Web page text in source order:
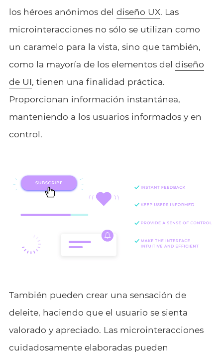
los héroes anónimos del diseño UX. Las
microinteracciones no sólo se utilizan como
un caramelo para la vista, sino que también,
como la mayoría de los elementos del diseño
de UI, tienen una finalidad práctica.
Proporcionan información instantánea,
manteniendo a los usuarios informados y en
control.
También pueden crear una sensación de
deleite, haciendo que el usuario se sienta
valorado y apreciado. Las microinteracciones
cuidadosamente elaboradas pueden